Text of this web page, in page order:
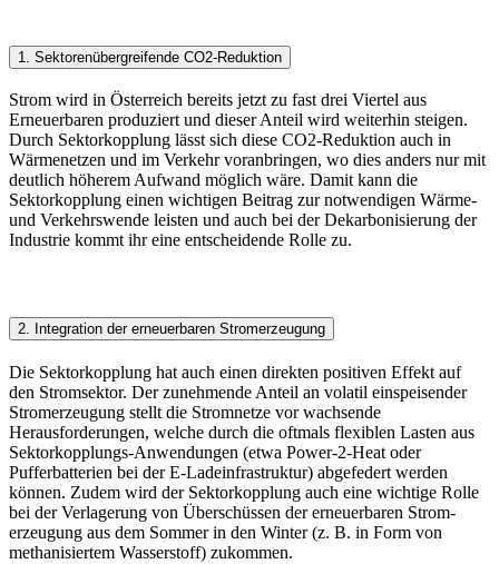
1. Sektorenübergreifende CO2-Reduktion
Strom wird in Österreich bereits jetzt zu fast drei Viertel aus
Erneuerbaren produziert und dieser Anteil wird weiterhin steigen.
Durch Sektorkopplung lässt sich diese CO2-Reduktion auch in
Wärmenetzen und im Verkehr voranbringen, wo dies anders nur mit
deutlich höherem Aufwand möglich wäre. Damit kann die
Sektorkopplung einen wichtigen Beitrag zur notwendigen Wärme-
und Verkehrswende leisten und auch bei der Dekarbonisierung der
Industrie kommt ihr eine entscheidende Rolle zu.
2. Integration der erneuerbaren Stromerzeugung
Die Sektorkopplung hat auch einen direkten positiven Effekt auf
den Stromsektor. Der zunehmende Anteil an volatil einspeisender
Stromerzeugung stellt die Stromnetze vor wachsende
Herausforderungen, welche durch die oftmals flexiblen Lasten aus
Sektorkopplungs-Anwendungen (etwa Power-2-Heat oder
Pufferbatterien bei der E-Ladeinfrastruktur) abgefedert werden
können. Zudem wird der Sektorkopplung auch eine wichtige Rolle
bei der Verlagerung von Überschüssen der erneuerbaren Strom­
erzeugung aus dem Sommer in den Winter (z. B. in Form von
methanisiertem Wasserstoff) zukommen.